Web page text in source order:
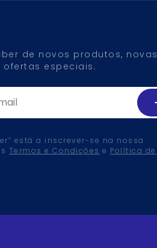
de novos produtos, novas
especiais.
está a inscrever-se na nossa
Termos e Condições e Política de